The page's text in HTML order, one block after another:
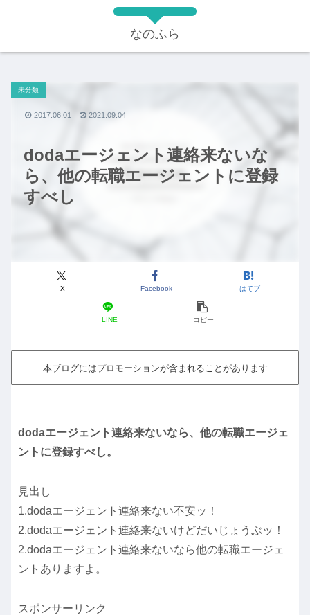
なのふら
dodaエージェント連絡来ないな
ら、他の転職エージェントに登録
すべし
未分類
X Facebook はてブ
LINE コピー
2017.06.01 2021.09.04
本ブログにはプロモーションが含まれることがあります
dodaエージェント連絡来ないなら、他の転職エージェ
ントに登録すべし。
見出し
1.dodaエージェント連絡来ない不安ッ！
2.dodaエージェント連絡来ないけどだいじょうぶッ！
2.dodaエージェント連絡来ないなら他の転職エージェ
ントありますよ。
スポンサーリンク